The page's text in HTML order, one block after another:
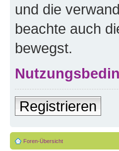
und die
beachte auch
bewegst.
Registrieren
Foren-Übersicht